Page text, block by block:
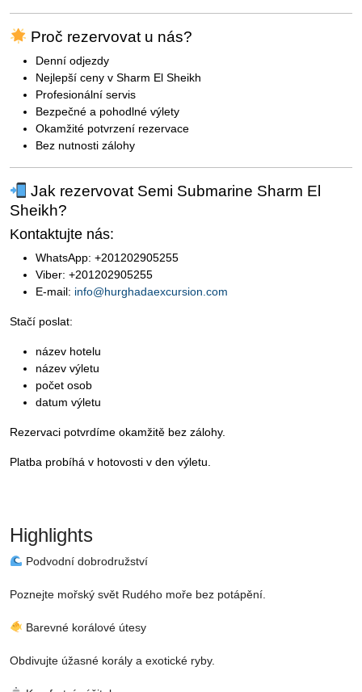
Proč rezervovat u nás?
Denní odjezdy
Nejlepší ceny v Sharm El Sheikh
Profesionální servis
Bezpečné a pohodlné výlety
Okamžité potvrzení rezervace
Bez nutnosti zálohy
Jak rezervovat Semi Submarine Sharm El
Sheikh?
Kontaktujte nás:
WhatsApp: +201202905255
Viber: +201202905255
E-mail: info@hurghadaexcursion.com
Stačí poslat:
název hotelu
název výletu
počet osob
datum výletu
Rezervaci potvrdíme okamžitě bez zálohy.
Platba probíhá v hotovosti v den výletu.
Highlights
Podvodní dobrodružství
Poznejte mořský svět Rudého moře bez potápění.
Barevné korálové útesy
Obdivujte úžasné korály a exotické ryby.